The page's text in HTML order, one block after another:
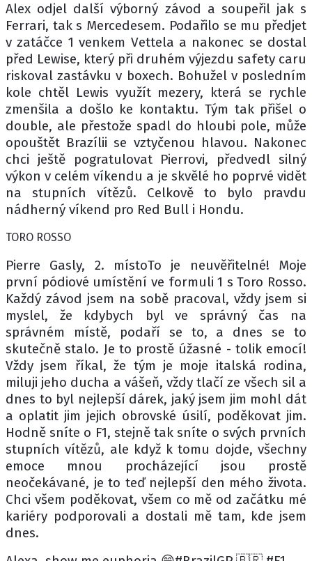
Alex odjel další výborný závod a soupeřil jak s
Ferrari, tak s Mercedesem. Podařilo se mu předjet
v zatáčce 1 venkem Vettela a nakonec se dostal
před Lewise, který při druhém výjezdu safety caru
riskoval zastávku v boxech. Bohužel v posledním
kole chtěl Lewis využít mezery, která se rychle
zmenšila a došlo ke kontaktu. Tým tak přišel o
double, ale přestože spadl do hloubi pole, může
opouštět Brazílii se vztyčenou hlavou. Nakonec
chci ještě pogratulovat Pierrovi, předvedl silný
výkon v celém víkendu a je skvělé ho poprvé vidět
na stupních vítězů. Celkově to bylo pravdu
nádherný víkend pro Red Bull i Hondu.
TORO ROSSO
Pierre Gasly, 2. místoTo je neuvěřitelné! Moje
první pódiové umístění ve formuli 1 s Toro Rosso.
Každý závod jsem na sobě pracoval, vždy jsem si
myslel, že kdybych byl ve správný čas na
správném místě, podaří se to, a dnes se to
skutečně stalo. Je to prostě úžasné - tolik emocí!
Vždy jsem říkal, že tým je moje italská rodina,
miluji jeho ducha a vášeň, vždy tlačí ze všech sil a
dnes to byl nejlepší dárek, jaký jsem jim mohl dát
a oplatit jim jejich obrovské úsilí, poděkovat jim.
Hodně sníte o F1, stejně tak sníte o svých prvních
stupních vítězů, ale když k tomu dojde, všechny
emoce mnou procházející jsou prostě
neočekávané, je to teď nejlepší den mého života.
Chci všem poděkovat, všem co mě od začátku mé
kariéry podporovali a dostali mě tam, kde jsem
dnes.